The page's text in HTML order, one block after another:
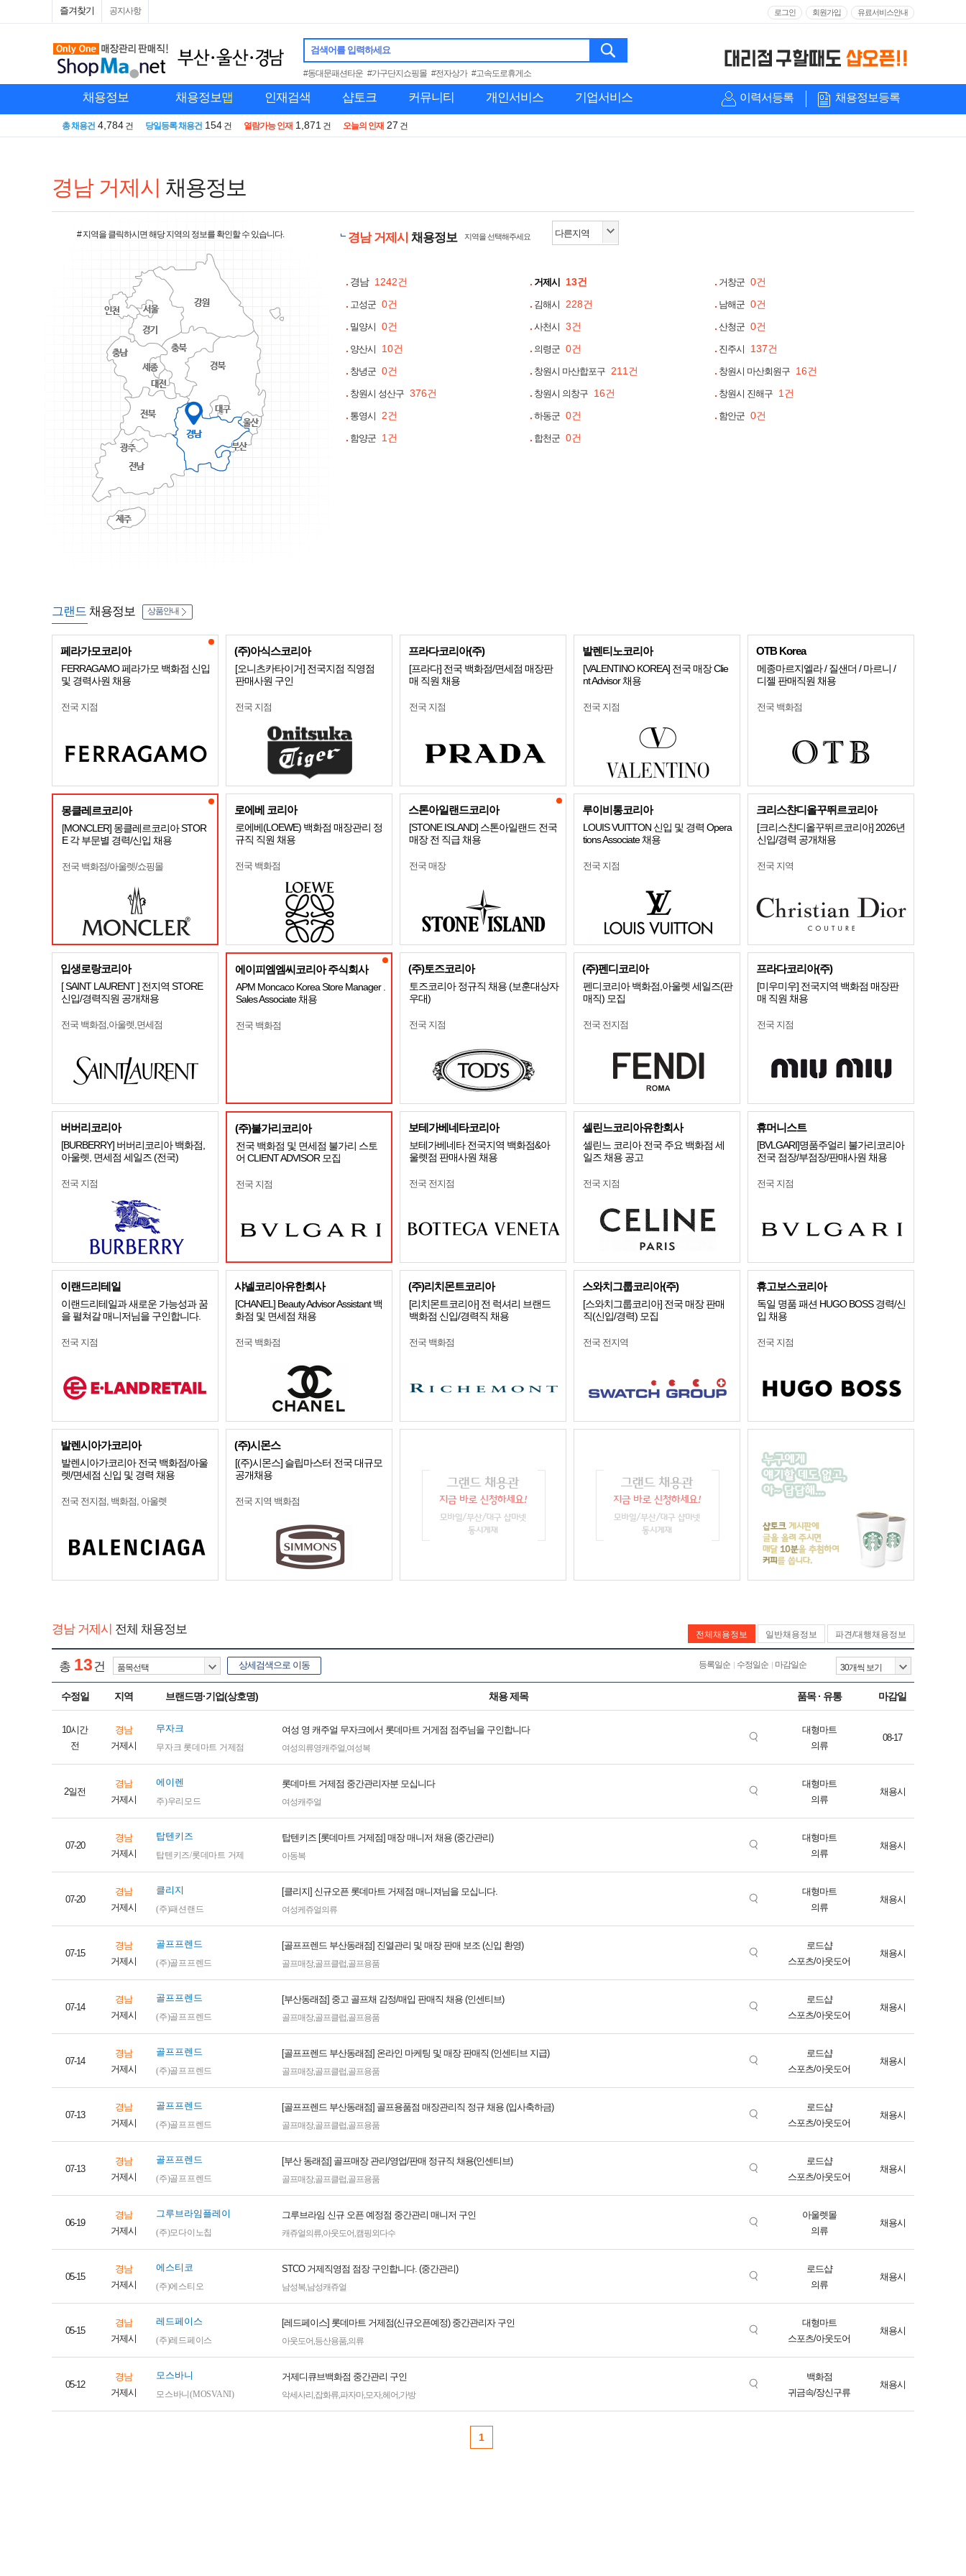
즐겨찾기 공지사항 로그인 회원가입 유료서비스안내
검색어를 입력하세요
#동대문패션타운 #가구단지쇼핑몰 #전자상가 #고속도로휴게소
채용정보 채용정보맵 인재검색 샵토크 커뮤니티 개인서비스 기업서비스 이력서등록 채용정보등록
총 채용건 4,784 건 당일등록 채용건 154 건 열람가능 인재 1,871 건 오늘의 인재 27 건
경남 거제시 채용정보
# 지역을 클릭하시면 해당 지역의 정보를 확인할 수 있습니다. 경남 거제시 채용정보 지역을 선택해주세요
경남 1242건 거제시 13건 거창군 0건
고성군 0건 김해시 228건 남해군 0건
밀양시 0건 사천시 3건 산청군 0건
양산시 10건 의령군 0건 진주시 137건
창녕군 0건 창원시 마산합포구 211건 창원시 마산회원구 16건
창원시 성산구 376건 창원시 의창구 16건 창원시 진해구 1건
통영시 2건 하동군 0건 함안군 0건
함양군 1건 합천군 0건
그랜드 채용정보 상품안내
페라가모코리아
FERRAGAMO 페라가모 백화점 신입
및 경력사원 채용
전국 지점
(주)아식스코리아
[오니츠카타이거] 전국지점 직영점
판매사원 구인
전국 지점
프라다코리아(주)
[프라다] 전국 백화점/면세점 매장판
매 직원 채용
전국 지점
발렌티노코리아
[VALENTINO KOREA] 전국 매장 Clie
nt Advisor 채용
전국 지점
OTB Korea
메종마르지엘라 / 질샌더 / 마르니 /
디젤 판매직원 채용
전국 백화점
몽클레르코리아
[MONCLER] 몽클레르코리아 STOR
E 각 부문별 경력/신입 채용
전국 백화점/아울렛/쇼핑몰
로에베 코리아
로에베(LOEWE) 백화점 매장관리 정
규직 직원 채용
전국 백화점
스톤아일랜드코리아
[STONE ISLAND] 스톤아일랜드 전국
매장 전 직급 채용
전국 매장
루이비통코리아
LOUIS VUITTON 신입 및 경력 Opera
tions Associate 채용
전국 지점
크리스챤디올꾸뛰르코리아
[크리스챤디올꾸뛰르코리아] 2026년
신입/경력 공개채용
전국 지역
입생로랑코리아
[ SAINT LAURENT ] 전지역 STORE
신입/경력직원 공개채용
전국 백화점,아울렛,면세점
에이피엠엠씨코리아 주식회사
APM Moncaco Korea Store Manager .
Sales Associate 채용
전국 백화점
(주)토즈코리아
토즈코리아 정규직 채용 (보훈대상자
우대)
전국 지점
(주)펜디코리아
펜디코리아 백화점,아울렛 세일즈(판
매직) 모집
전국 전지점
프라다코리아(주)
[미우미우] 전국지역 백화점 매장판
매 직원 채용
전국 지점
버버리코리아
[BURBERRY] 버버리코리아 백화점,
아울렛, 면세점 세일즈 (전국)
전국 지점
(주)불가리코리아
전국 백화점 및 면세점 불가리 스토
어 CLIENT ADVISOR 모집
전국 지점
보테가베네타코리아
보테가베네타 전국지역 백화점&아
울렛점 판매사원 채용
전국 전지점
셀린느코리아유한회사
셀린느 코리아 전국 주요 백화점 세
일즈 채용 공고
전국 지점
휴머니스트
[BVLGARI]명품주얼리 불가리코리아
전국 점장/부점장/판매사원 채용
전국 지점
이랜드리테일
이랜드리테일과 새로운 가능성과 꿈
을 펼쳐갈 매니저님을 구인합니다.
전국 지점
샤넬코리아유한회사
[CHANEL] Beauty Advisor Assistant 백
화점 및 면세점 채용
전국 백화점
(주)리치몬트코리아
[리치몬트코리아] 전 럭셔리 브랜드
백화점 신입/경력직 채용
전국 백화점
스와치그룹코리아(주)
[스와치그룹코리아] 전국 매장 판매
직(신입/경력) 모집
전국 전지역
휴고보스코리아
독일 명품 패션 HUGO BOSS 경력/신
입 채용
전국 지점
발렌시아가코리아
발렌시아가코리아 전국 백화점/아울
렛/면세점 신입 및 경력 채용
전국 전지점, 백화점, 아울렛
(주)시몬스
[(주)시몬스] 슬립마스터 전국 대규모
공개채용
전국 지역 백화점
경남 거제시 전체 채용정보 전체채용정보 일반채용정보 파견/대행채용정보
총 13건 상세검색으로 이동 등록일순 수정일순 마감일순
수정일 지역 브랜드명·기업(상호명) 채용 제목 품목 · 유통 마감일
10시간
전
경남
거제시
무자크
무자크 롯데마트 거제점
여성 영 캐주얼 무자크에서 롯데마트 거게점 점주님을 구인합니다
여성의류영캐주얼,여성복
대형마트
의류
08-17
2일전
경남
거제시
에이렌
주)우리모드
롯데마트 거제점 중간관리자분 모십니다
여성캐주얼
대형마트
의류
채용시
07-20
경남
거제시
탑텐키즈
탑텐키즈/롯데마트 거제
탑텐키즈 [롯데마트 거제점] 매장 매니저 채용 (중간관리)
아동복
대형마트
의류
채용시
07-20
경남
거제시
클리지
(주)패션랜드
[클리지] 신규오픈 롯데마트 거제점 매니져님을 모십니다.
여성케쥬얼의류
대형마트
의류
채용시
07-15
경남
거제시
골프프렌드
(주)골프프렌드
[골프프렌드 부산동래점] 진열관리 및 매장 판매 보조 (신입 환영)
골프매장,골프클럽,골프용품
로드샵
스포츠/아웃도어
채용시
07-14
경남
거제시
골프프렌드
(주)골프프렌드
[부산동래점] 중고 골프채 감정/매입 판매직 채용 (인센티브)
골프매장,골프클럽,골프용품
로드샵
스포츠/아웃도어
채용시
07-14
경남
거제시
골프프렌드
(주)골프프렌드
[골프프렌드 부산동래점] 온라인 마케팅 및 매장 판매직 (인센티브 지급)
골프매장,골프클럽,골프용품
로드샵
스포츠/아웃도어
채용시
07-13
경남
거제시
골프프렌드
(주)골프프렌드
[골프프렌드 부산동래점] 골프용품점 매장관리직 정규 채용 (입사축하금)
골프매장,골프클럽,골프용품
로드샵
스포츠/아웃도어
채용시
07-13
경남
거제시
골프프렌드
(주)골프프렌드
[부산 동래점] 골프매장 관리/영업/판매 정규직 채용(인센티브)
골프매장,골프클럽,골프용품
로드샵
스포츠/아웃도어
채용시
06-19
경남
거제시
그루브라임플레이
(주)모다이노칩
그루브라임 신규 오픈 예정점 중간관리 매니저 구인
캐쥬얼의류,아웃도어,캠핑외다수
아울렛몰
의류
채용시
05-15
경남
거제시
에스티코
(주)에스티오
STCO 거제직영점 점장 구인합니다. (중간관리)
남성복,남성캐쥬얼
로드샵
의류
채용시
05-15
경남
거제시
레드페이스
(주)레드페이스
[레드페이스] 롯데마트 거제점(신규오픈예정) 중간관리자 구인
아웃도어,등산용품,의류
대형마트
스포츠/아웃도어
채용시
05-12
경남
거제시
모스바니
모스바니(MOSVANI)
거제디큐브백화점 중간관리 구인
악세사리 ,잡화류,파자마,모자,헤어,가방
백화점
귀금속/장신구류
채용시
1